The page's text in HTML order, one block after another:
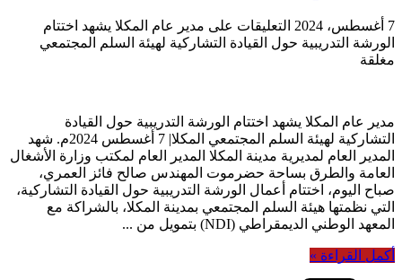
7 أغسطس، 2024 التعليقات على مدير عام المكلا يشهد اختتام
الورشة التدريبية حول القيادة التشاركية لهيئة السلم المجتمعي
مغلقة
مدير عام المكلا يشهد اختتام الورشة التدريبية حول القيادة
التشاركية لهيئة السلم المجتمعي المكلا| 7 أغسطس 2024م. شهد
المدير العام لمديرية مدينة المكلا المدير العام لمكتب وزارة الأشغال
العامة والطرق بساحة حضرموت المهندس صالح فائز العمري،
صباح اليوم، اختتام أعمال الورشة التدريبية حول القيادة التشاركية،
التي نظمتها هيئة السلم المجتمعي بمدينة المكلا، بالشراكة مع
المعهد الوطني الديمقراطي (NDI) بتمويل من ...
أكمل القراءة »